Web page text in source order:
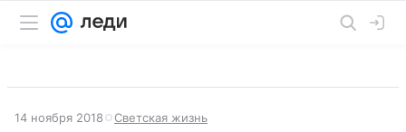
14 ноября 2018 Светская жизнь